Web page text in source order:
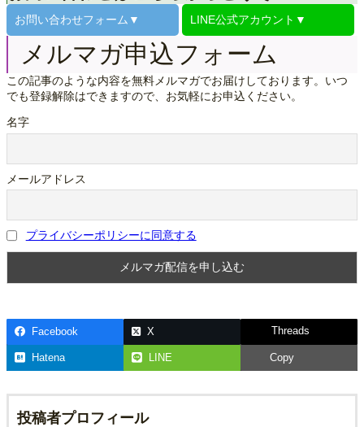
お問い合わせフォーム▼ LINE公式アカウント▼
メルマガ申込フォーム
この記事のような内容を無料メルマガでお届けしております。いつ
でも登録解除はできますので、お気軽にお申込ください。
名字
メールアドレス
プライバシーポリシーに同意する
Facebook X Threads
Hatena LINE Copy
投稿者プロフィール